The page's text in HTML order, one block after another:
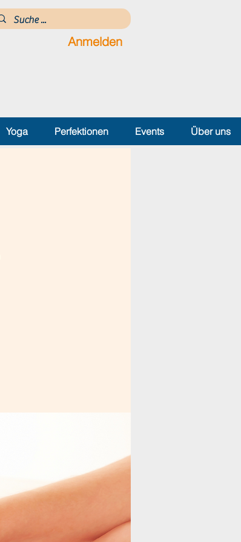
Anmelden
Yoga Perfektionen Events Über uns